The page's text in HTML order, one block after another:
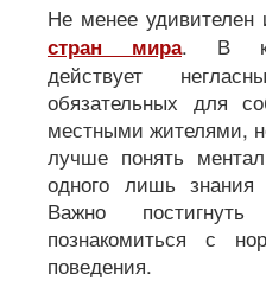
Не менее удивителен
стран мира. В
действует
обязательных для
местными жителями,
лучше понять
одного лишь знания
Важно
познакомиться с
поведения.